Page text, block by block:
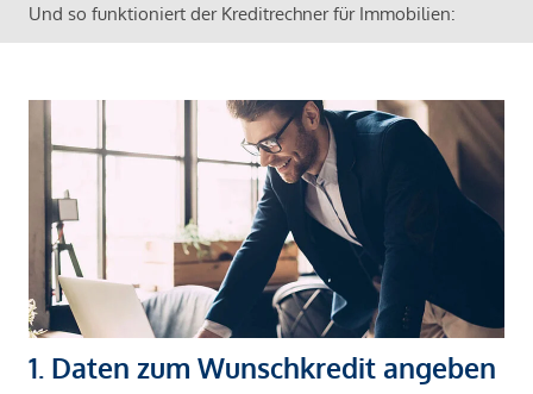
Und so funktioniert der Kreditrechner für Immobilien:
1. Daten zum Wunschkredit angeben